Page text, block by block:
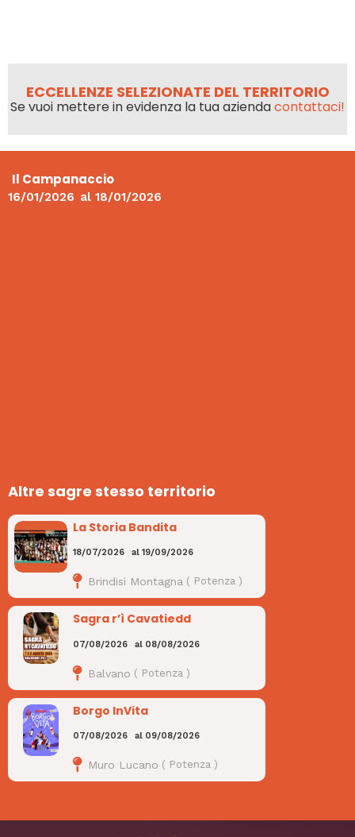
ECCELLENZE SELEZIONATE DEL TERRITORIO
Se vuoi mettere in evidenza la tua aziendacontattaci!
Il Campanaccio
16/01/2026 al 18/01/2026
Altre sagre stesso territorio
La Storia Bandita
18/07/2026 al 19/09/2026
Brindisi Montagna ( Potenza)
Sagra r’ì Cavatiedd
07/08/2026 al 08/08/2026
Balvano ( Potenza )
Borgo InVita
07/08/2026 al 09/08/2026
Muro Lucano ( Potenza)